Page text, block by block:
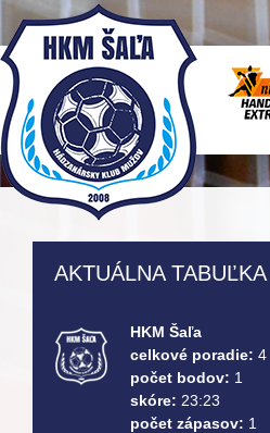
AKTUÁLNA TABUĽKA
HKM Šaľa
celkové poradie: 4
počet bodov: 1
skóre: 23:23
počet zápasov: 1